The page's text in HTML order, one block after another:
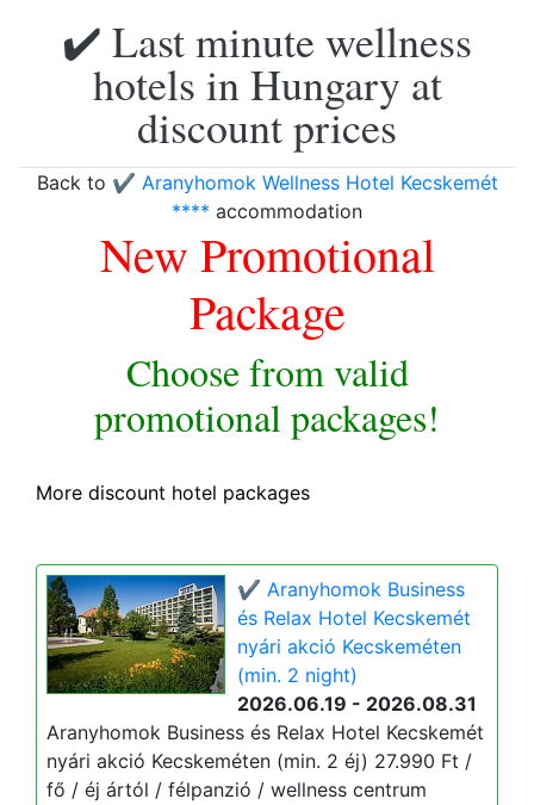
✔️ Last minute wellness
hotels in Hungary at
discount prices
Back to ✔️ Aranyhomok Wellness Hotel Kecskemét
**** accommodation
New Promotional
Package
Choose from valid
promotional packages!
More discount hotel packages
✔️ Aranyhomok Business
és Relax Hotel Kecskemét
nyári akció Kecskeméten
(min. 2 night)
2026.06.19 - 2026.08.31
Aranyhomok Business és Relax Hotel Kecskemét
nyári akció Kecskeméten (min. 2 éj) 27.990 Ft /
fő / éj ártól / félpanzió / wellness centrum